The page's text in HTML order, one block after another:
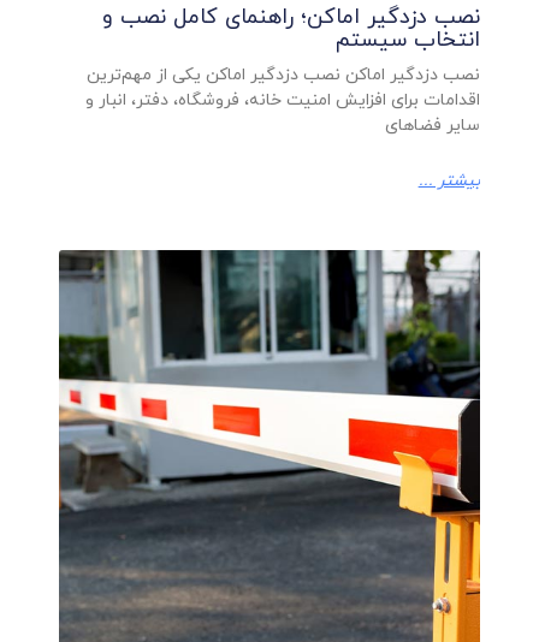
نصب دزدگیر اماکن؛ راهنمای کامل نصب و
انتخاب سیستم
نصب دزدگیر اماکن نصب دزدگیر اماکن یکی از مهم‌ترین
اقدامات برای افزایش امنیت خانه، فروشگاه، دفتر، انبار و
سایر فضاهای
بیشتر ...